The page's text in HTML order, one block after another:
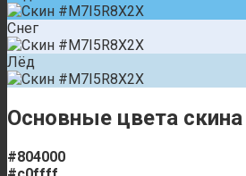
Снег
Лёд
Основные цвета скина
#804000